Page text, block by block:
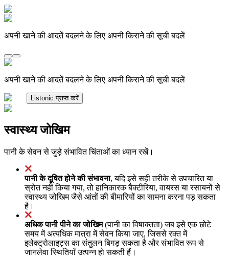
अपनी खाने की आदतें बदलने के लिए अपनी किराने की सूची बदलें
अपनी खाने की आदतें बदलने के लिए अपनी किराने की सूची बदलें
Listonic प्राप्त करें
स्वास्थ्य जोखिम
पानी के सेवन से जुड़े संभावित चिंताओं का ध्यान रखें।
पानी के दूषित होने की संभावना, यदि इसे सही तरीके से उपचारित या
स्रोत नहीं किया गया, तो हानिकारक बैक्टीरिया, वायरस या रसायनों से
स्वास्थ्य जोखिम जैसे आंतों की बीमारियों का सामना करना पड़ सकता
है।
अधिक पानी पीने का जोखिम(पानी का विषाक्तता) जब इसे एक छोटे
समय में अत्यधिक मात्रा में सेवन किया जाए, जिससे रक्त में
इलेक्ट्रोलाइट्स का संतुलन बिगड़ सकता है और संभावित रूप से
जानलेवा स्थितियाँ उत्पन्न हो सकती हैं।